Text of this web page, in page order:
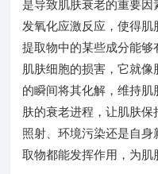
是导致肌肤衰老的重要
发氧化应激反应，使得
提取物中的某些成分能
肌肤细胞的损害，它就像
的瞬间将其化解，维持
肤的衰老进程，让肌肤
照射、环境污染还是自
取物都能发挥作用，为肌